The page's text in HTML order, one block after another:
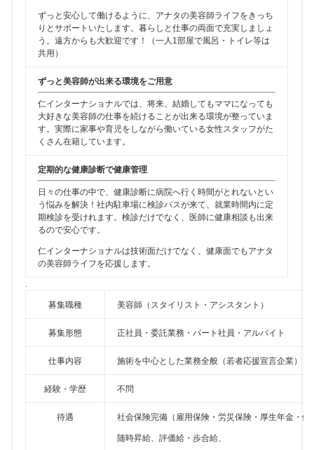
ずっと安心して働けるように、アナタの美容師ライフをきっち
りとサポートいたします。暮らしと仕事の両面で充実しましょ
う。遠方からも大歓迎です！（一人1部屋で風呂・トイレ等は
共用）
ずっと美容師が出来る環境をご用意
仁インターナショナルでは、将来、結婚してもママになっても
大好きな美容師の仕事を続けることが出来る環境が整っていま
す。実際に家事や育児をしながら働いている女性スタッフがた
くさん在籍しています。
定期的な健康診断で健康管理
日々の仕事の中で、健康診断に病院へ行く時間がとれないとい
う悩みを解決！社内駐車場に検診バスが来て、就業時間内に定
期検診を受けれます。検診だけでなく、医師に健康相談も出来
るので安心です。
仁インターナショナルは技術面だけでなく、健康面でもアナタ
の美容師ライフを応援します。
.
募集職種 美容師（スタイリスト・アシスタント）
募集形態 正社員・委託業務・パート社員・アルバイト
仕事内容 施術を中心とした業務全般（若者応援宣言企業）
経験・学歴 不問
待遇 社会保険完備（雇用保険・労災保険・厚生年金・健
随時昇給、評価給・歩合給、